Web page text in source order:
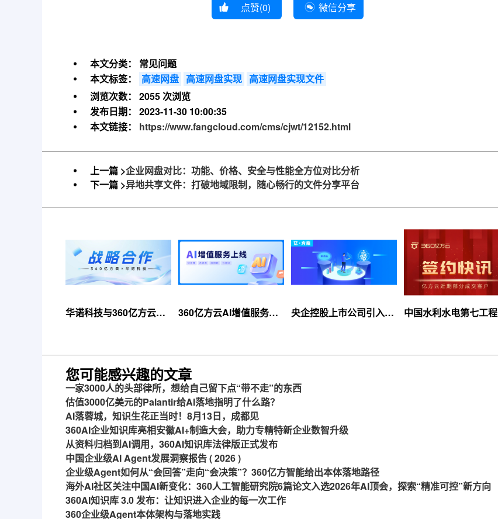
点赞(0) 微信分享
本文分类：
常见问题
本文标签：
高速网盘 高速网盘实现 高速网盘实现文件
浏览次数：
2055 次浏览
发布日期：
2023-11-30 10:00:35
本文链接：
https://www.fangcloud.com/cms/cjwt/12152.html
上一篇 >企业网盘对比：功能、价格、安全与性能全方位对比分析
下一篇 >异地共享文件：打破地域限制，随心畅行的文件分享平台
华诺科技与360亿方云达
360亿方云AI增值服务上
央企控股上市公司引入
中国水利水电第七工程
您可能感兴趣的文章
一家3000人的头部律所，想给自己留下点“带不走”的东西
估值3000亿美元的Palantir给AI落地指明了什么路？
AI落蓉城，知识生花正当时！8月13日，成都见
360AI企业知识库亮相安徽AI+制造大会，助力专精特新企业数智升级
从资料归档到AI调用，360AI知识库法律版正式发布
中国企业级AI Agent发展洞察报告 ( 2026 )
企业级Agent如何从“会回答”走向“会决策”？360亿方智能给出本体落地路径
海外AI社区关注中国AI新变化：360人工智能研究院6篇论文入选2026年AI顶会，探索“精准可控”新方向
360AI知识库 3.0 发布：让知识进入企业的每一次工作
360企业级Agent本体架构与落地实践